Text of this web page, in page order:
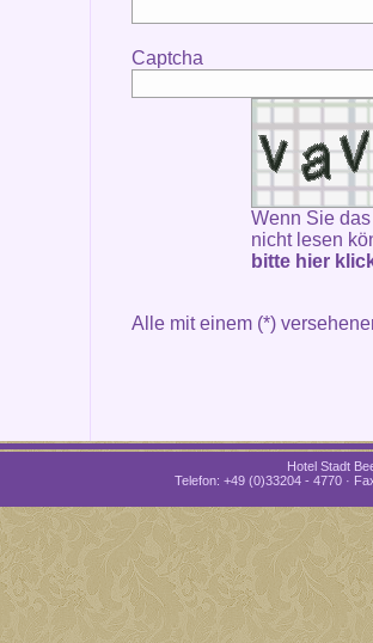
Captcha
Wenn Sie
nicht lesen
bitte hier
Alle mit einem (*)
Hotel Stadt
Telefon: +49 (0)33204 - 4770 ·